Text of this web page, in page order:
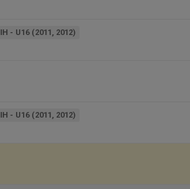
IH - U16 (2011, 2012)
IH - U16 (2011, 2012)